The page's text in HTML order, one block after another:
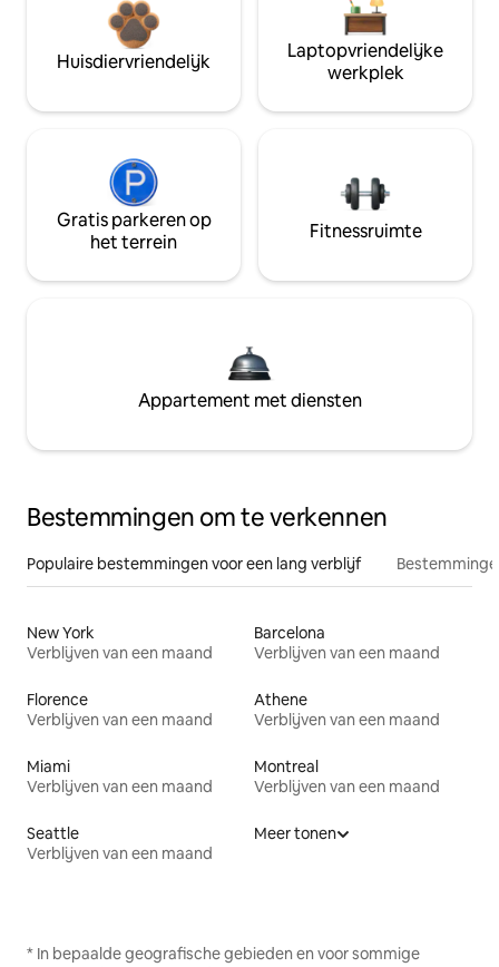
Huisdiervriendelijk
Laptopvriendelijke
werkplek
Gratis parkeren op
het terrein
Fitnessruimte
Appartement met diensten
Bestemmingen om te verkennen
Populaire bestemmingen voor een lang verblijf
New York
Verblijven van een maand
Barcelona
Verblijven van een maand
Florence
Verblijven van een maand
Athene
Verblijven van een maand
Miami
Verblijven van een maand
Montreal
Verblijven van een maand
Seattle
Verblijven van een maand
Meer tonen
* In bepaalde geografische gebieden en voor sommige